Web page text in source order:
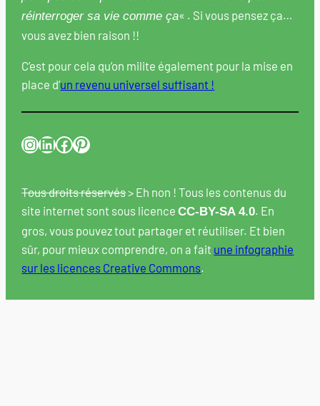
réinterroger sa vie comme ça« . Si vous pensez ça…
vous avez bien raison !!
C’est pour cela qu’on milite également pour la mise en
place d’un revenu universel suffisant !
InstagramLinkedIn Facebook Pinterest
Tous droits réservés> Eh non ! Tous les contenus du
site internet sont sous licenceCC-BY-SA 4.0. En
gros, vous pouvez tout partager et réutiliser. Et bien
sûr, pour mieux comprendre, on a fait une infographie
sur les licences Creative Commons.